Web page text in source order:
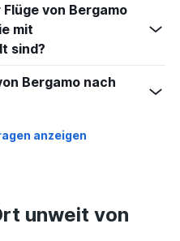
von Bergamo
mit
sind?
Bergamo nach
anzeigen
unweit von